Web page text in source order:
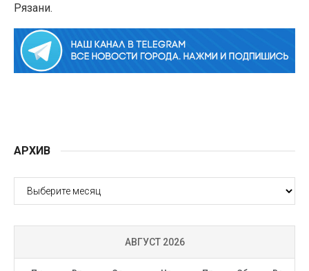
Рязани.
АРХИВ
АРХИВ
АВГУСТ 2026